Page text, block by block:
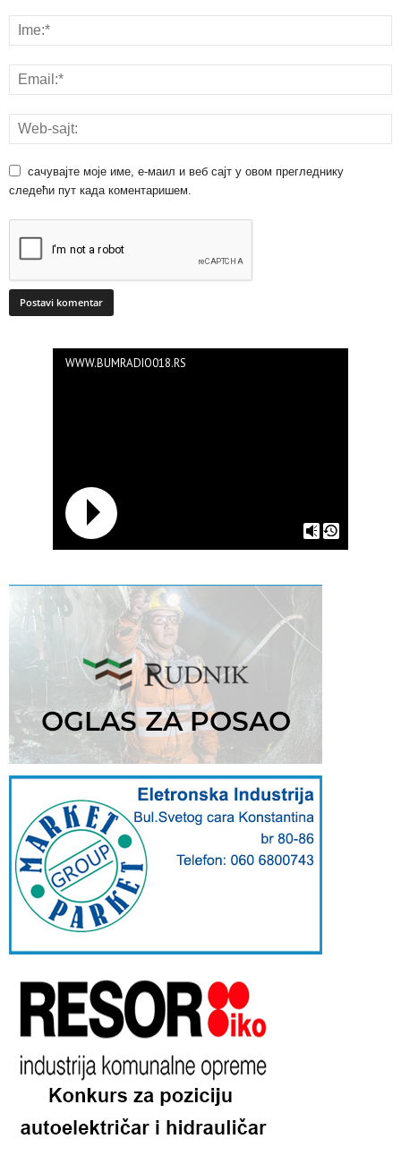
сачувајте моје име, е-маил и веб сајт у овом прегледнику
следећи пут када коментаришем.
WWW.BUMRADIO018.RS